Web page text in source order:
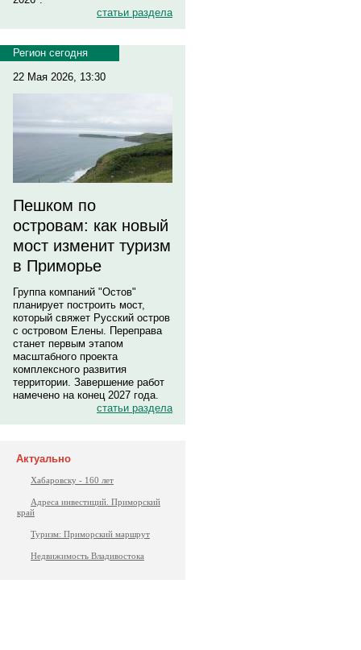
статьи раздела
Регион сегодня
22 Мая 2026, 13:30
Пешком по
островам: как новый
мост изменит туризм
в Приморье
Группа компаний "Остов"
планирует построить мост,
который свяжет Русский остров
с островом Елены. Переправа
станет первым этапом
масштабного проекта
комплексного развития
территории. Завершение работ
намечено на конец 2027 года.
статьи раздела
Актуально
Хабаровску - 160 лет
Адреса инвестиций. Приморский
край
Туризм: Приморский маршрут
Недвижимость Владивостока